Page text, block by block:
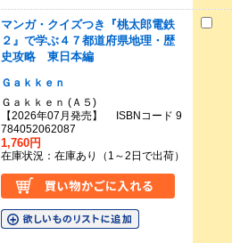
マンガ・クイズつき『桃太郎電鉄
２』で学ぶ４７都道府県地理・歴
史攻略 東日本編
Ｇａｋｋｅｎ
Ｇａｋｋｅｎ (Ａ５)
【2026年07月発売】 ISBNコード 9
784052062087
1,760円
在庫状況：在庫あり（1～2日で出荷）